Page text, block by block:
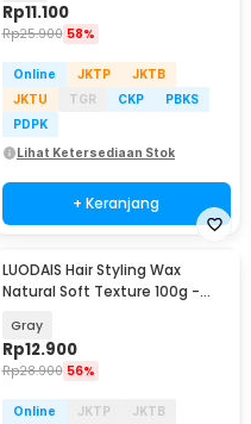
Rp11.100
Rp25.900 58%
Online JKTP
JKTB
JKTU
TGR CKP
PBKS
PDPK
Lihat Ketersediaan Stok
+ Keranjang
LUODAIS Hair Styling Wax
Natural Soft Texture 100g -
Gray
Rp12.900
Rp28.900 56%
Online JKTP
JKTB